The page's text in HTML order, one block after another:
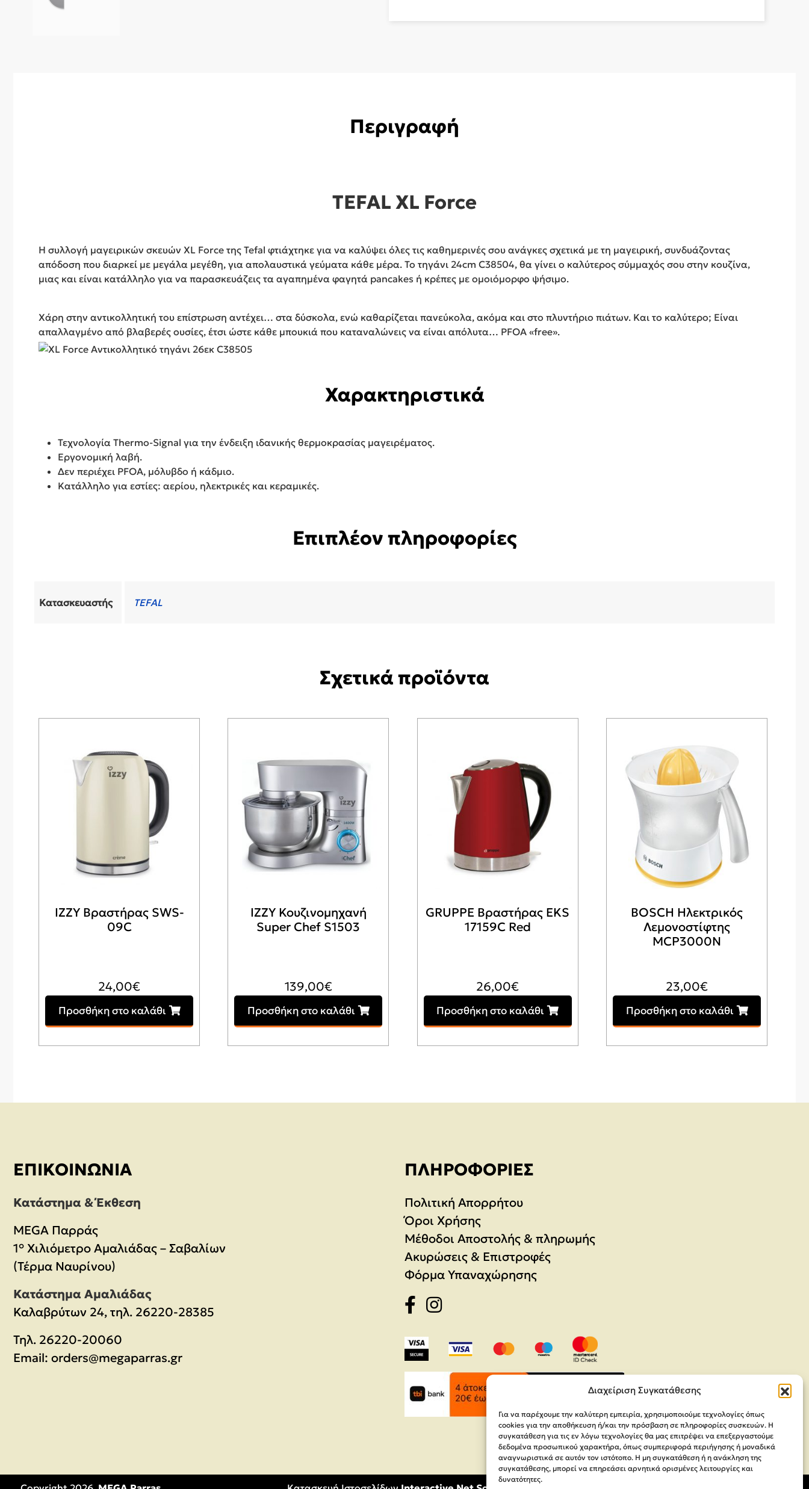
Διαχείριση Συγκατάθεσης
Για να παρέχουμε την καλύτερη εμπειρία, χρησιμοποιούμε τεχνολογίες όπως
cookies για την αποθήκευση ή/και την πρόσβαση σε πληροφορίες συσκευών. Η
συγκατάθεση για τις εν λόγω τεχνολογίες θα μας επιτρέψει να επεξεργαστούμε
δεδομένα προσωπικού χαρακτήρα, όπως συμπεριφορά περιήγησης ή μοναδικά
αναγνωριστικά σε αυτόν τον ιστότοπο. Η μη συγκατάθεση ή η ανάκληση της
συγκατάθεσης, μπορεί να επηρεάσει αρνητικά ορισμένες λειτουργίες και
δυνατότητες.
Περιγραφή
TEFAL XL Force
Η συλλογή μαγειρικών σκευών XL Force της Tefal φτιάχτηκε για να καλύψει όλες τις καθημερινές σου ανάγκες σχετικά με τη μαγειρική, συνδυάζοντας
απόδοση που διαρκεί με μεγάλα μεγέθη, για απολαυστικά γεύματα κάθε μέρα. Το τηγάνι 24cm C38504, θα γίνει ο καλύτερος σύμμαχός σου στην κουζίνα,
μιας και είναι κατάλληλο για να παρασκευάζεις τα αγαπημένα φαγητά pancakes ή κρέπες με ομοιόμορφο ψήσιμο.
Χάρη στην αντικολλητική του επίστρωση αντέχει… στα δύσκολα, ενώ καθαρίζεται πανεύκολα, ακόμα και στο πλυντήριο πιάτων. Και το καλύτερο; Είναι
απαλλαγμένο από βλαβερές ουσίες, έτσι ώστε κάθε μπουκιά που καταναλώνεις να είναι απόλυτα… PFOA «free».
Χαρακτηριστικά
Τεχνολογία Thermo-Signal για την ένδειξη ιδανικής θερμοκρασίας μαγειρέματος.
Εργονομική λαβή.
Δεν περιέχει PFOA, μόλυβδο ή κάδμιο.
Κατάλληλο για εστίες: αερίου, ηλεκτρικές και κεραμικές.
Επιπλέον πληροφορίες
Κατασκευαστής TEFAL
Σχετικά προϊόντα
IZZY Βραστήρας SWS-
09C
24,00€
Προσθήκη στο καλάθι
IZZY Κουζινομηχανή
Super Chef S1503
139,00€
Προσθήκη στο καλάθι
GRUPPE Βραστήρας EKS
17159C Red
26,00€
Προσθήκη στο καλάθι
BOSCH Ηλεκτρικός
Λεμονοστίφτης
MCP3000N
23,00€
Προσθήκη στο καλάθι
ΕΠΙΚΟΙΝΩΝΊΑ
Κατάστημα & Έκθεση
MEGA Παρράς
1° Χιλιόμετρο Αμαλιάδας – Σαβαλίων
(Τέρμα Ναυρίνου)
Κατάστημα Αμαλιάδας
Καλαβρύτων 24, τηλ. 26220-28385
Τηλ. 26220-20060
Email: orders@megaparras.gr
ΠΛΗΡΟΦΟΡΊΕΣ
Πολιτική Απορρήτου
Όροι Χρήσης
Μέθοδοι Αποστολής & πληρωμής
Ακυρώσεις & Επιστροφές
Φόρμα Υπαναχώρησης